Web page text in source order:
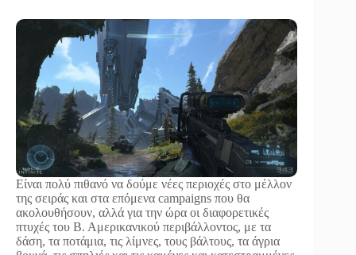
Είναι πολύ πιθανό να δούμε νέες περιοχές στο μέλλον
της σειράς και στα επόμενα campaigns που θα
ακολουθήσουν, αλλά για την ώρα οι διαφορετικές
πτυχές του Β. Αμερικανικού περιβάλλοντος, με τα
δάση, τα ποτάμια, τις λίμνες, τους βάλτους, τα άγρια